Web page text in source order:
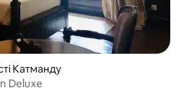
Катманду
Deluxe